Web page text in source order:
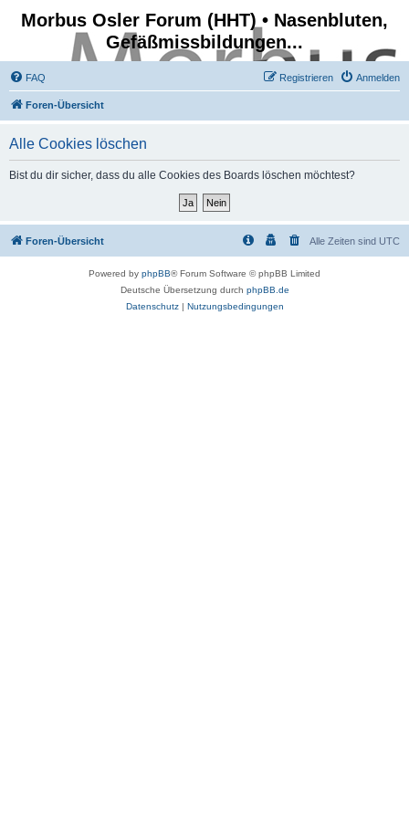
Morbus Osler Forum (HHT) • Nasenbluten,
Gefäßmissbildungen...
FAQ Anmelden
Registrieren
Foren-Übersicht
Alle Cookies löschen
Bist du dir sicher, dass du alle Cookies des Boards löschen möchtest?
Foren-Übersicht Alle Zeiten sind UTC
Powered by phpBB® Forum Software © phpBB Limited
Deutsche Übersetzung durch phpBB.de
Datenschutz| Nutzungsbedingungen